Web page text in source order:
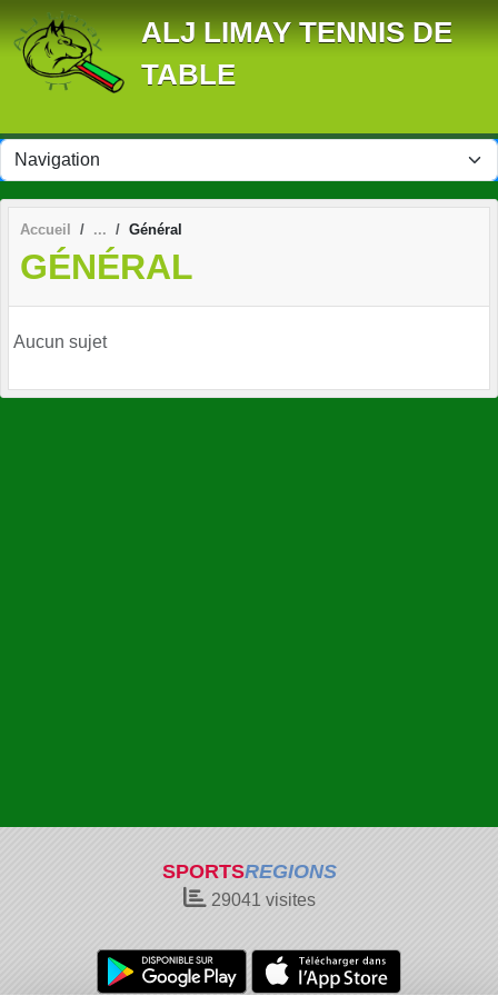
ALJ LIMAY TENNIS DE
TABLE
Accueil Général
GÉNÉRAL
Aucun sujet
SPORTSREGIONS
29041 visites
Panneau de gestion des cookies